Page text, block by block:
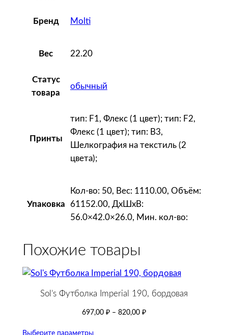
Бренд Molti
Вес 22.20
Статус
товара
обычный
Принты
тип: F1, Флекс (1 цвет); тип: F2,
Флекс (1 цвет); тип: B3,
Шелкография на текстиль (2
цвета);
Упаковка
Кол-во: 50, Вес: 1110.00, Объём:
61152.00, ДxШxВ:
56.0×42.0×26.0, Мин. кол-во:
Похожие товары
Sol’s Футболка Imperial 190, бордовая
697,00 ₽ – 820,00 ₽
Выберите параметры